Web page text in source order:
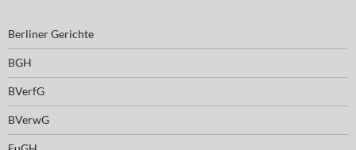
Berliner Gerichte
BGH
BVerfG
BVerwG